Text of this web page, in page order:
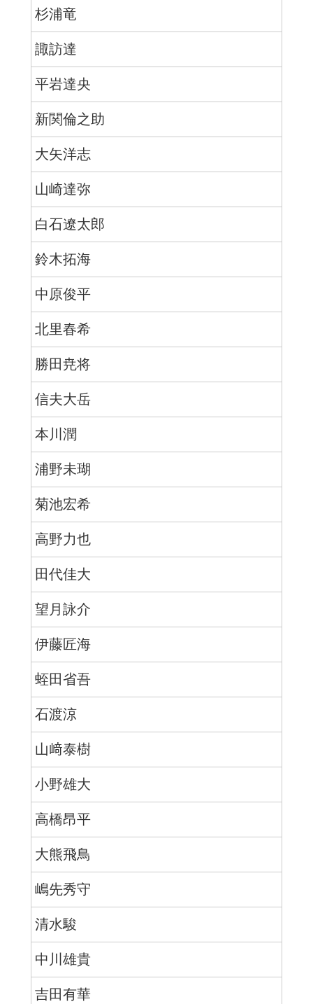
杉浦竜
諏訪達
平岩達央
新関倫之助
大矢洋志
山崎達弥
白石遼太郎
鈴木拓海
中原俊平
北里春希
勝田尭将
信夫大岳
本川潤
浦野未瑚
菊池宏希
高野力也
田代佳大
望月詠介
伊藤匠海
蛭田省吾
石渡涼
山﨑泰樹
小野雄大
高橋昂平
大熊飛鳥
嶋先秀守
清水駿
中川雄貴
吉田有華